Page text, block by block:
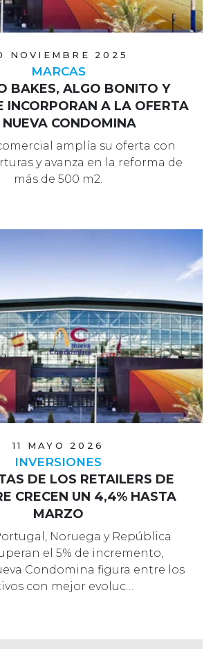
NOVIEMBRE 2025
MARCAS
BAKES, ALGO BONITO Y
INCORPORAN A LA OFERTA
NUEVA CONDOMINA
amplía su oferta con
y avanza en la reforma de
más de 500 m2.
11 MAYO 2026
INVERSIONES
DE LOS RETAILERS DE
CRECEN UN 4,4% HASTA
MARZO
Noruega y República
el 5% de incremento,
Condomina figura entre los
con mejor evoluc…